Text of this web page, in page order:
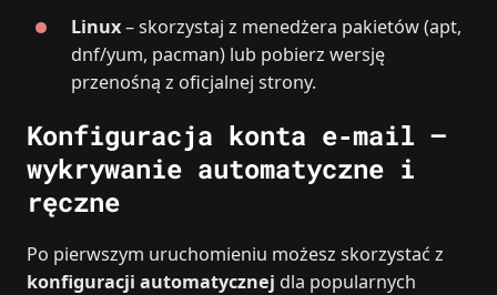
Linux– skorzystaj z menedżera pakietów (apt,
dnf/yum, pacman) lub pobierz wersję
przenośną z oficjalnej strony.
Konfiguracja konta e‑mail –
wykrywanie automatyczne i
ręczne
Po pierwszym uruchomieniu możesz skorzystać z
konfiguracji automatycznej dla popularnych